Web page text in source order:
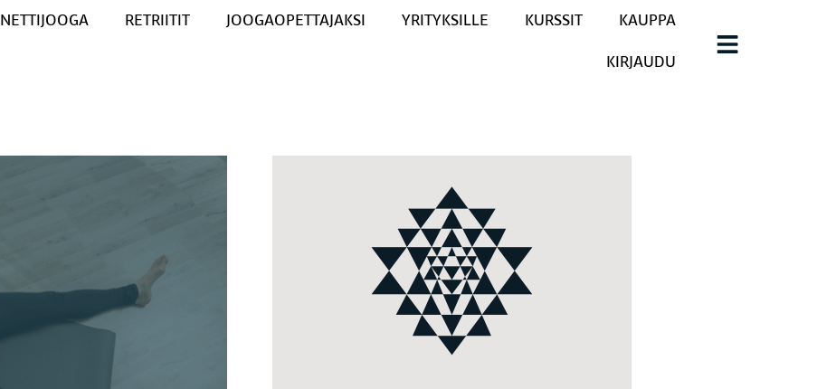
NETTIJOOGA RETRIITIT JOOGAOPETTAJAKSI YRITYKSILLE KURSSIT
KAUPPA
KIRJAUDU